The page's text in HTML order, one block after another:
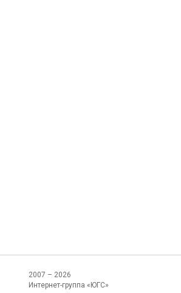
2007 – 2026
Интернет-группа «ЮГС»